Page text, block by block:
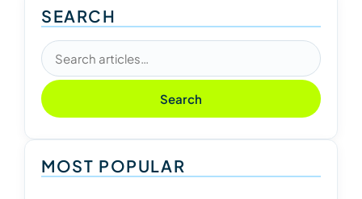
SEARCH
Search articles
Search
MOST POPULAR